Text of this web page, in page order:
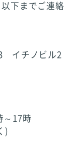
下までご連絡
イチノビル2
～17時
)